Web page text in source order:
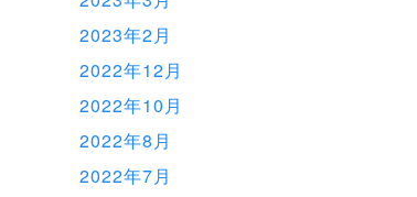
2023年2月
2022年12月
2022年10月
2022年8月
2022年7月